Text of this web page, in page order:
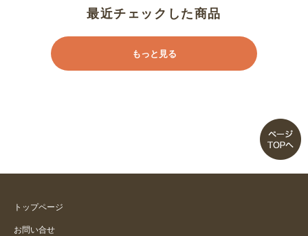
サラッとしていて履きやすい
サイズ選び注意して
生地がシャキッとしていて履きや
最近チェックした商品
もっと見る
トップページ
お問い合せ